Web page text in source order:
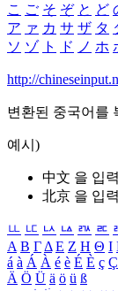
こ ご そ ぞ と ど
ア ァ カ サ ザ タ
ソ ゾ ト ド ノ ホ
http://
변환된 중국어를
예시)
中文 을 입
北京 을 입
ㅥ ㅦ ㅧ ㅨ ㅩ ㅪ
Α Β ΓΔ Ε Ζ Η Θ Ι
á à Á À é è É È ç Ç
Ä Ö Ü ä ö ü ß